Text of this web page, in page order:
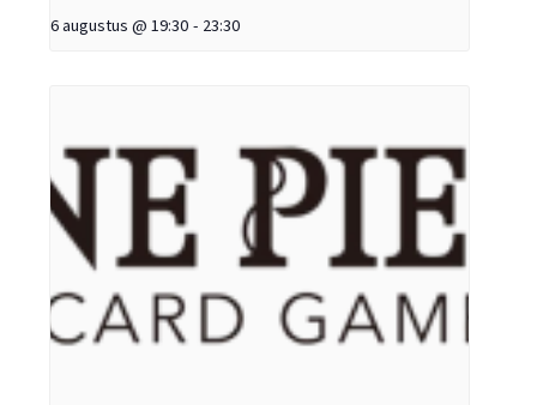
6 augustus @ 19:30 - 23:30